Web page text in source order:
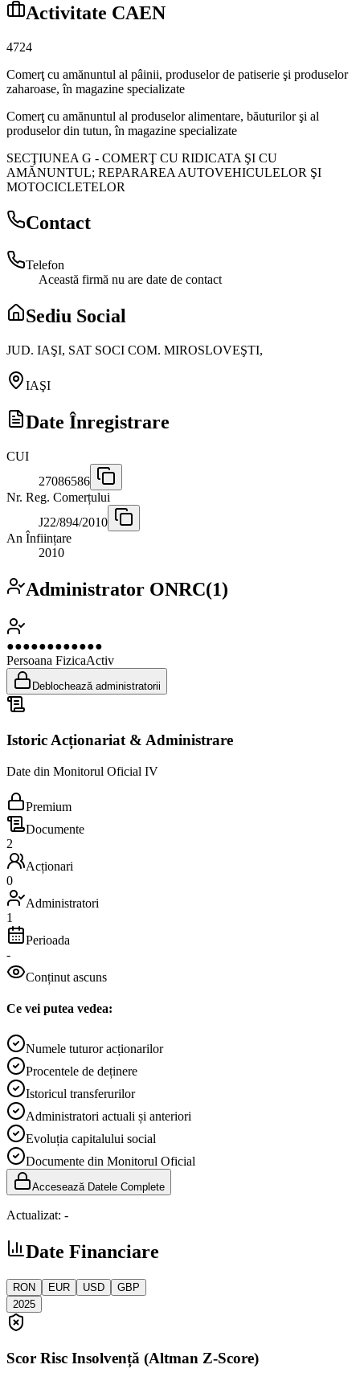
Activitate CAEN
4724
Comerţ cu amănuntul al pâinii, produselor de patiserie şi produselor
zaharoase, în magazine specializate
Comerţ cu amănuntul al produselor alimentare, băuturilor şi al
produselor din tutun, în magazine specializate
SECŢIUNEA G - COMERŢ CU RIDICATA ŞI CU
AMĂNUNTUL; REPARAREA AUTOVEHICULELOR ŞI
MOTOCICLETELOR
Contact
Telefon
Această firmă nu are date de contact
Sediu Social
JUD. IAŞI, SAT SOCI COM. MIROSLOVEŞTI,
IAŞI
Date Înregistrare
CUI
27086586
Nr. Reg. Comerțului
J22/894/2010
An Înființare
2010
Administrator ONRC(1)
●●●●●●●●●●●●
Persoana FizicaActiv
Deblochează administratorii
Istoric Acționariat & Administrare
Date din Monitorul Oficial IV
Premium
Documente
2
Acționari
0
Administratori
1
Perioada
-
Conținut ascuns
Ce vei putea vedea:
Numele tuturor acționarilor
Procentele de deținere
Istoricul transferurilor
Administratori actuali și anteriori
Evoluția capitalului social
Documente din Monitorul Oficial
Accesează Datele Complete
Actualizat: -
Date Financiare
RON EUR USD
GBP
2025
Scor Risc Insolvență (Altman Z-Score)